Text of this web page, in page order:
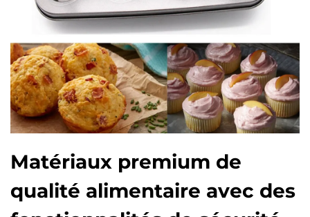
Matériaux premium de
qualité alimentaire avec des